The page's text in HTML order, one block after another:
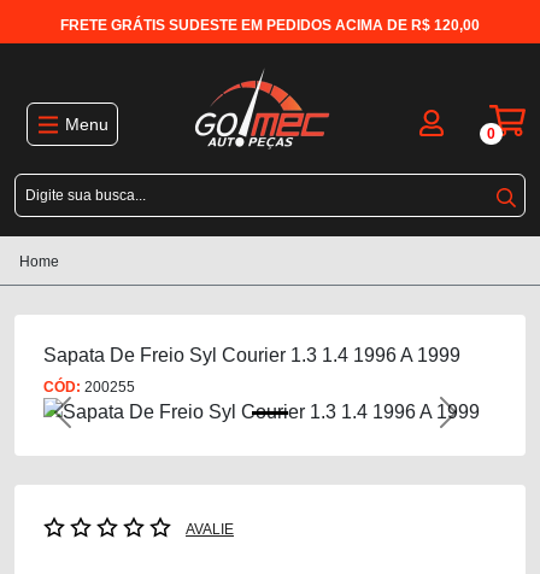
FRETE GRÁTIS SUDESTE EM PEDIDOS ACIMA DE R$ 120,00
Menu 0
Home
Sapata De Freio Syl Courier 1.3 1.4 1996 A 1999
CÓD: 200255
Previous Next
AVALIE